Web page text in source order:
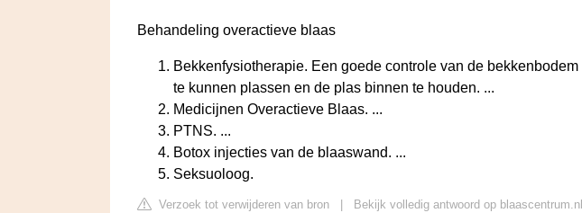
Behandeling overactieve blaas
Bekkenfysiotherapie. Een goede controle van de
te kunnen plassen en de plas binnen te houden. ...
Medicijnen Overactieve Blaas. ...
PTNS. ...
Botox injecties van de blaaswand. ...
Seksuoloog.
Verzoek tot verwijderen van bron Bekijk volledig antwoord op blaascentrum.nl